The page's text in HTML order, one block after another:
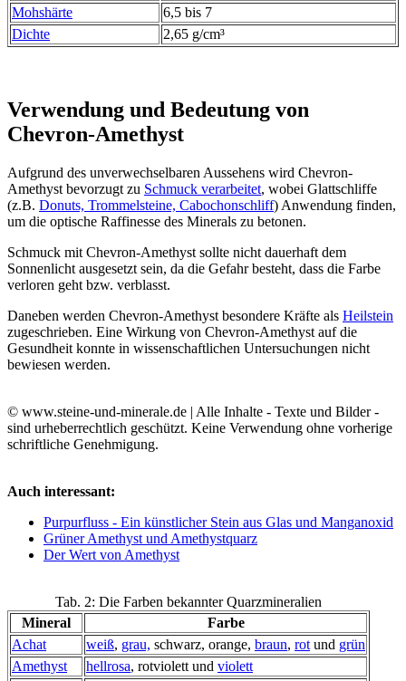
Mohshärte
6,5 bis 7
Dichte
2,65 g/cm³
Verwendung und Bedeutung von
Chevron-Amethyst
Aufgrund des unverwechselbaren Aussehens wird Chevron-
Amethyst bevorzugt zu Schmuck verarbeitet, wobei Glattschliffe
(z.B. Donuts, Trommelsteine, Cabochonschliff) Anwendung finden,
um die optische Raffinesse des Minerals zu betonen.
Schmuck mit Chevron-Amethyst sollte nicht dauerhaft dem
Sonnenlicht ausgesetzt sein, da die Gefahr besteht, dass die Farbe
verloren geht bzw. verblasst.
Daneben werden Chevron-Amethyst besondere Kräfte als Heilstein
zugeschrieben. Eine Wirkung von Chevron-Amethyst auf die
Gesundheit konnte in wissenschaftlichen Untersuchungen nicht
bewiesen werden.
© www.steine-und-minerale.de | Alle Inhalte - Texte und Bilder -
sind urheberrechtlich geschützt. Keine Verwendung ohne vorherige
schriftliche Genehmigung.
Auch interessant:
Purpurfluss - Ein künstlicher Stein aus Glas und Manganoxid
Grüner Amethyst und Amethystquarz
Der Wert von Amethyst
Tab. 2: Die Farben bekannter Quarzmineralien
Mineral
Farbe
Achat
weiß, grau, schwarz, orange, braun, rot und grün
Amethyst
hellrosa, rotviolett und violett